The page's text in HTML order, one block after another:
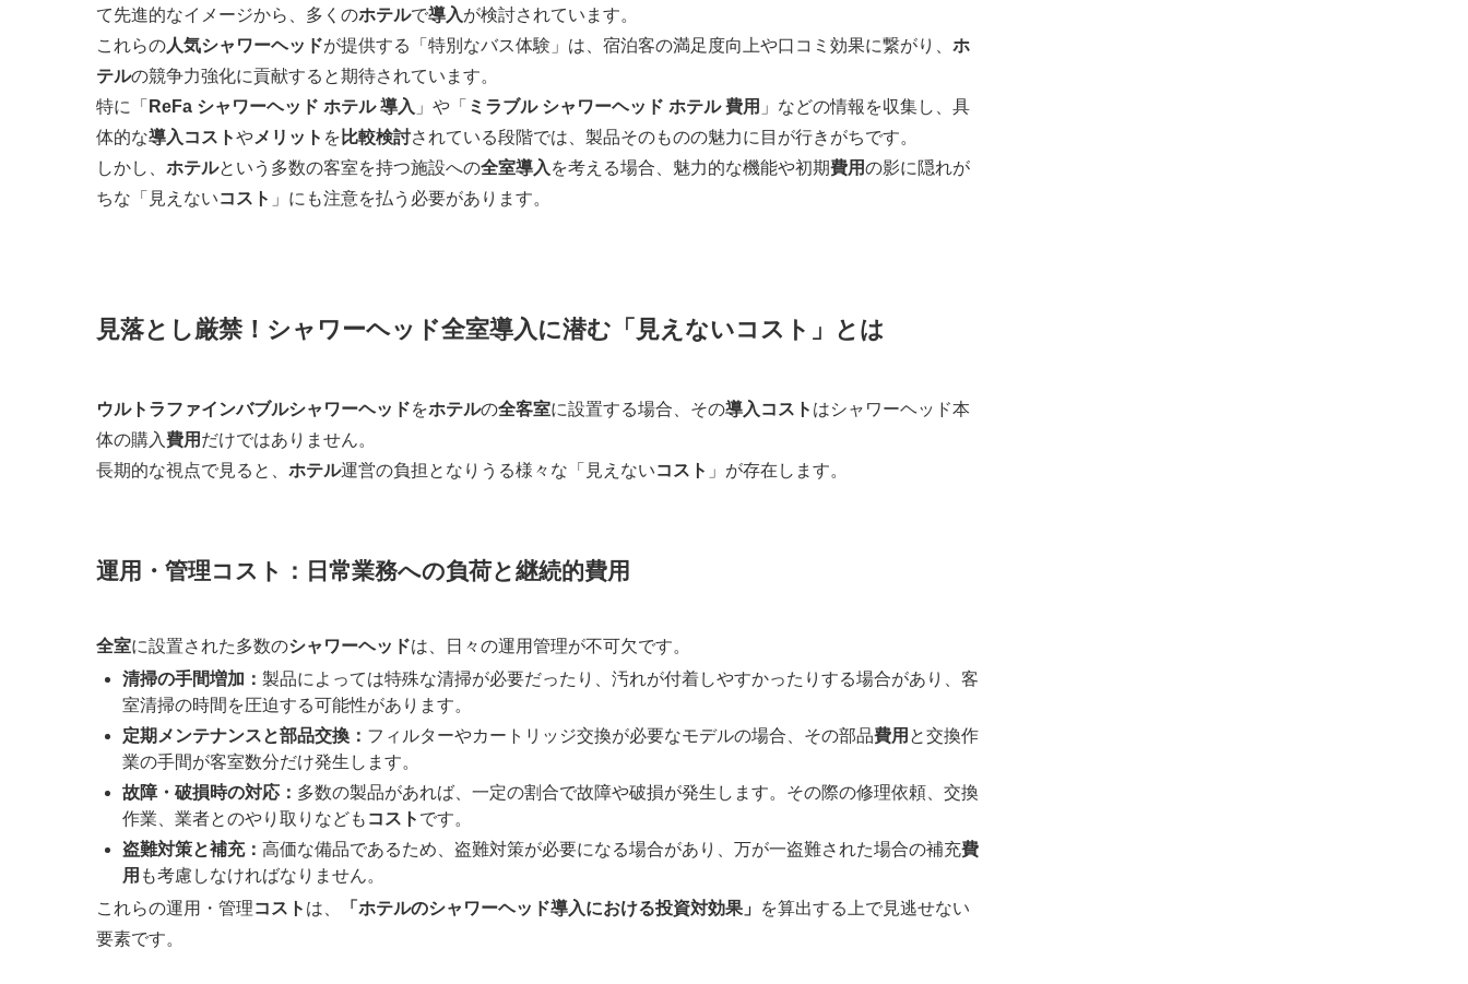
て先進的なイメージから、多くのホテルで導入が検討されています。
これらの人気シャワーヘッドが提供する「特別なバス体験」は、宿泊客の満足度向上や口コミ効果に繋がり、 ホ
テルの競争力強化に貢献すると期待されています。
特に「 ReFa シャワーヘッド ホテル 導入 」や「 ミラブル シャワーヘッド ホテル 費用 」などの情報を収集し、具
体的な導入コストやメリット を 比較検討されている段階では、製品そのものの魅力に目が行きがちです。
しかし、 ホテルという多数の客室を持つ施設への全室導入 を考える場合、魅力的な機能や初期費用の影に隠れが
ちな「見えないコスト 」にも注意を払う必要があります。
見落とし厳禁！シャワーヘッド全室導入に潜む「見えないコスト」とは
ウルトラファインバブルシャワーヘッドをホテルの全客室に設置する場合、その導入コスト はシャワーヘッド本
体の購入費用 だけではありません。
長期的な視点で見ると、 ホテル運営の負担となりうる様々な「見えないコスト 」が存在します。
運用・管理コスト：日常業務への負荷と継続的費用
全室に設置された多数のシャワーヘッドは、日々の運用管理が不可欠です。
清掃の手間増加： 製品によっては特殊な清掃が必要だったり、汚れが付着しやすかったりする場合があり、客
室清掃の時間を圧迫する可能性があります。
定期メンテナンスと部品交換： フィルターやカートリッジ交換が必要なモデルの場合、その部品費用 と交換作
業の手間が客室数分だけ発生します。
故障・破損時の対応： 多数の製品があれば、一定の割合で故障や破損が発生します。その際の修理依頼、交換
作業、業者とのやり取りなども コスト です。
盗難対策と補充： 高価な備品であるため、盗難対策が必要になる場合があり、万が一盗難された場合の補充費
用 も考慮しなければなりません。
これらの運用・管理コスト は、 「ホテルのシャワーヘッド導入における投資対効果」
を算出する上で見逃せない
要素です。